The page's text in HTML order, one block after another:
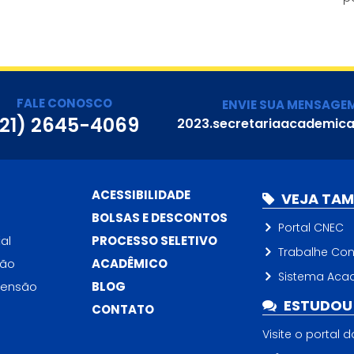
FALE CONOSCO
2645-4069
ENVIE SUA
ACESSIBILIDADE
BOLSAS E DESCONTOS
PROCESSO SELETIVO
ACADÊMICO
BLOG
CONTATO
VEJA
Portal CNEC
Trabalhe
Sistema
Visite o portal